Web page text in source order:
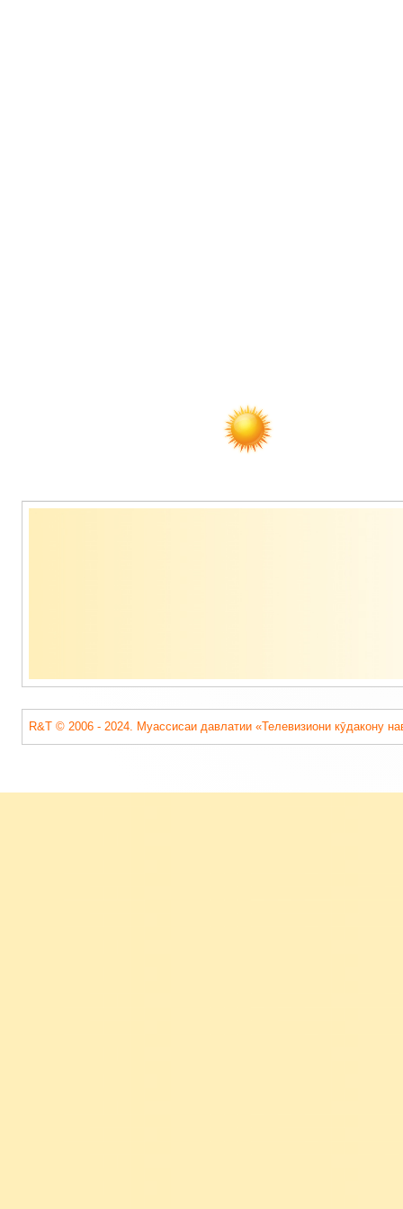
Содержимое
R&T © 2006 - 2024. Муассисаи давлатии «Телевизиони кӯдакону